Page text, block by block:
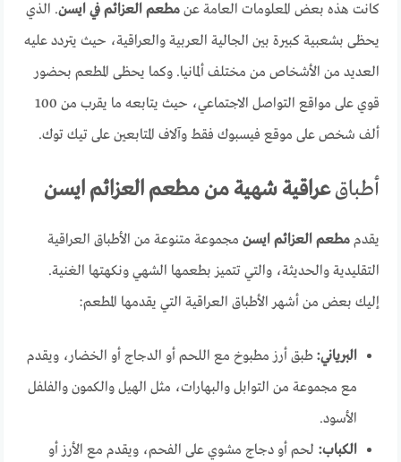
كانت هذه بعض المعلومات العامة عنمطعم العزائم في ايسن. الذي
يحظى بشعبية كبيرة بين الجالية العربية والعراقية، حيث يتردد عليه
العديد من الأشخاص من مختلف ألمانيا. وكما يحظى المطعم بحضور
قوي على مواقع التواصل الاجتماعي، حيث يتابعه ما يقرب من 100
ألف شخص على موقع فيسبوك فقط وآلاف المتابعين على تيك توك.
أطباقعراقية شهية من مطعم العزائم ايسن
يقدممطعم العزائم ايسن مجموعة متنوعة من الأطباق العراقية
التقليدية والحديثة، والتي تتميز بطعمها الشهي ونكهتها الغنية.
إليك بعض من أشهر الأطباق العراقية التي يقدمها المطعم:
البرياني: طبق أرز مطبوخ مع اللحم أو الدجاج أو الخضار، ويقدم
مع مجموعة من التوابل والبهارات، مثل الهيل والكمون والفلفل
الأسود.
الكباب: لحم أو دجاج مشوي على الفحم، ويقدم مع الأرز أو